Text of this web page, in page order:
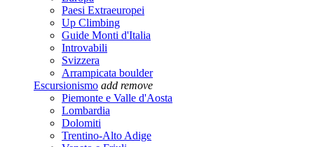
Paesi Extraeuropei
Up Climbing
Guide Monti d'Italia
Introvabili
Svizzera
Arrampicata boulder
Escursionismo add remove
Piemonte e Valle d'Aosta
Lombardia
Dolomiti
Trentino-Alto Adige